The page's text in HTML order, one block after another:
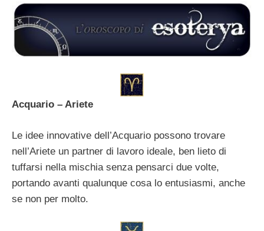
Acquario – Ariete
Le idee innovative dell’Acquario possono trovare
nell’Ariete un partner di lavoro ideale, ben lieto di
tuffarsi nella mischia senza pensarci due volte,
portando avanti qualunque cosa lo entusiasmi, anche
se non per molto.